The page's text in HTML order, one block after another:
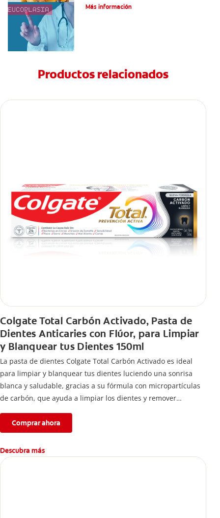
Más información
Productos relacionados
Colgate Total Carbón Activado, Pasta de
Dientes Anticaries con Flúor, para Limpiar
y Blanquear tus Dientes 150ml
La pasta de dientes Colgate Total Carbón Activado es ideal
para limpiar y blanquear tus dientes luciendo una sonrisa
blanca y saludable, gracias a su fórmula con micropartículas
de carbón, que ayuda a limpiar los dientes y remover
Comprar ahora
Descubra más